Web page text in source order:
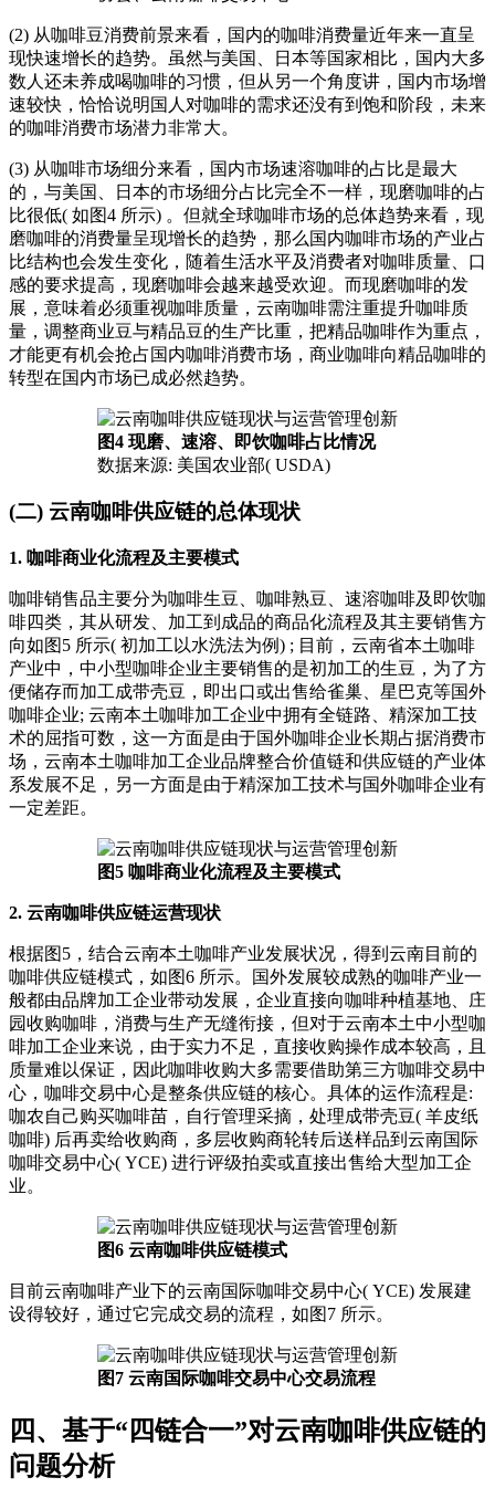
(2) 从咖啡豆消费前景来看，国内的咖啡消费量近年来一直呈
现快速增长的趋势。虽然与美国、日本等国家相比，国内大多
数人还未养成喝咖啡的习惯，但从另一个角度讲，国内市场增
速较快，恰恰说明国人对咖啡的需求还没有到饱和阶段，未来
的咖啡消费市场潜力非常大。
(3) 从咖啡市场细分来看，国内市场速溶咖啡的占比是最大
的，与美国、日本的市场细分占比完全不一样，现磨咖啡的占
比很低( 如图4 所示) 。但就全球咖啡市场的总体趋势来看，现
磨咖啡的消费量呈现增长的趋势，那么国内咖啡市场的产业占
比结构也会发生变化，随着生活水平及消费者对咖啡质量、口
感的要求提高，现磨咖啡会越来越受欢迎。而现磨咖啡的发
展，意味着必须重视咖啡质量，云南咖啡需注重提升咖啡质
量，调整商业豆与精品豆的生产比重，把精品咖啡作为重点，
才能更有机会抢占国内咖啡消费市场，商业咖啡向精品咖啡的
转型在国内市场已成必然趋势。
图4 现磨、速溶、即饮咖啡占比情况
数据来源: 美国农业部( USDA)
(二) 云南咖啡供应链的总体现状
1. 咖啡商业化流程及主要模式
咖啡销售品主要分为咖啡生豆、咖啡熟豆、速溶咖啡及即饮咖
啡四类，其从研发、加工到成品的商品化流程及其主要销售方
向如图5 所示( 初加工以水洗法为例) ; 目前，云南省本土咖啡
产业中，中小型咖啡企业主要销售的是初加工的生豆，为了方
便储存而加工成带壳豆，即出口或出售给雀巢、星巴克等国外
咖啡企业; 云南本土咖啡加工企业中拥有全链路、精深加工技
术的屈指可数，这一方面是由于国外咖啡企业长期占据消费市
场，云南本土咖啡加工企业品牌整合价值链和供应链的产业体
系发展不足，另一方面是由于精深加工技术与国外咖啡企业有
一定差距。
图5 咖啡商业化流程及主要模式
2. 云南咖啡供应链运营现状
根据图5，结合云南本土咖啡产业发展状况，得到云南目前的
咖啡供应链模式，如图6 所示。国外发展较成熟的咖啡产业一
般都由品牌加工企业带动发展，企业直接向咖啡种植基地、庄
园收购咖啡，消费与生产无缝衔接，但对于云南本土中小型咖
啡加工企业来说，由于实力不足，直接收购操作成本较高，且
质量难以保证，因此咖啡收购大多需要借助第三方咖啡交易中
心，咖啡交易中心是整条供应链的核心。具体的运作流程是:
咖农自己购买咖啡苗，自行管理采摘，处理成带壳豆( 羊皮纸
咖啡) 后再卖给收购商，多层收购商轮转后送样品到云南国际
咖啡交易中心( YCE) 进行评级拍卖或直接出售给大型加工企
业。
图6 云南咖啡供应链模式
目前云南咖啡产业下的云南国际咖啡交易中心( YCE) 发展建
设得较好，通过它完成交易的流程，如图7 所示。
图7 云南国际咖啡交易中心交易流程
四、基于“四链合一”对云南咖啡供应链的
问题分析